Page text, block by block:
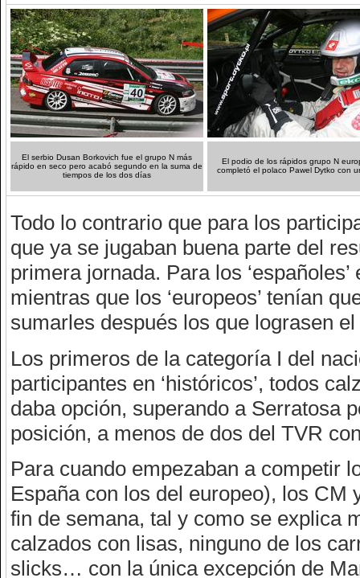
El serbio Dusan Borkovich fue el grupo N más
rápido en seco pero acabó segundo en la suma de
tiempos de los dos días
El podio de los rápidos grupo N
completó el polaco Pawel Dytko con
Todo lo contrario que para los
que ya se jugaban buena parte del
primera jornada. Para los
mientras que los ‘europeos’ tenían
sumarles después los que lograsen
Los primeros de la categoría I del
participantes en ‘históricos’, todos
daba opción, superando a Serratosa
posición, a menos de dos del TVR
Para cuando empezaban a competir
España con los del europeo), los
fin de semana, tal y como se explica
calzados con lisas, ninguno de los
slicks… con la única excepción de